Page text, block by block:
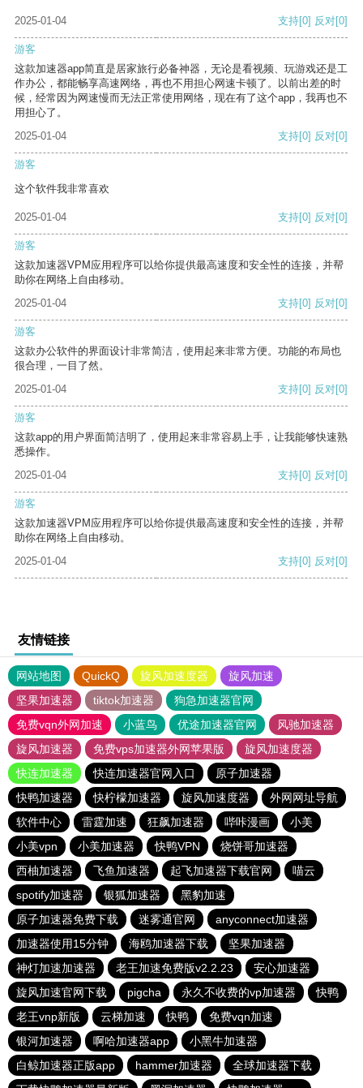
2025-01-04 支持[0] 反对[0]
游客
这款加速器app简直是居家旅行必备神器，无论是看视频、玩游戏还是工
作办公，都能畅享高速网络，再也不用担心网速卡顿了。以前出差的时
候，经常因为网速慢而无法正常使用网络，现在有了这个app，我再也不
用担心了。
2025-01-04
支持[0] 反对[0]
游客
这个软件我非常喜欢
2025-01-04 支持[0] 反对[0]
游客
这款加速器VPM应用程序可以给你提供最高速度和安全性的连接，并帮
助你在网络上自由移动。
2025-01-04
支持[0] 反对[0]
游客
这款办公软件的界面设计非常简洁，使用起来非常方便。功能的布局也
很合理，一目了然。
2025-01-04
支持[0] 反对[0]
游客
这款app的用户界面简洁明了，使用起来非常容易上手，让我能够快速熟
悉操作。
2025-01-04
支持[0] 反对[0]
游客
这款加速器VPM应用程序可以给你提供最高速度和安全性的连接，并帮
助你在网络上自由移动。
2025-01-04
支持[0] 反对[0]
友情链接
网站地图 QuickQ 旋风加速度器
旋风加速
坚果加速器
tiktok加速器
狗急加速器官网
免费vqn外网加速
小蓝鸟 优途加速器官网
风驰加速器
旋风加速器
免费vps加速器外网苹果版
旋风加速度器
快连加速器
快连加速器官网入口
原子加速器
快鸭加速器
快柠檬加速器 旋风加速度器
外网网址导航
软件中心
雷霆加速 狂飙加速器 哔咔漫画
小美
小美vpn
小美加速器 快鸭VPN
烧饼哥加速器
西柚加速器
飞鱼加速器 起飞加速器下载官网
喵云
spotify加速器
银狐加速器
黑豹加速
原子加速器免费下载
迷雾通官网
anyconnect加速器
加速器使用15分钟
海鸥加速器下载
坚果加速器
神灯加速加速器
老王加速免费版v2.2.23
安心加速器
旋风加速官网下载
pigcha 永久不收费的vp加速器
快鸭
老王vnp新版
云梯加速 快鸭
免费vqn加速
银河加速器
啊哈加速器app
小黑牛加速器
白鲸加速器正版app
hammer加速器
全球加速器下载